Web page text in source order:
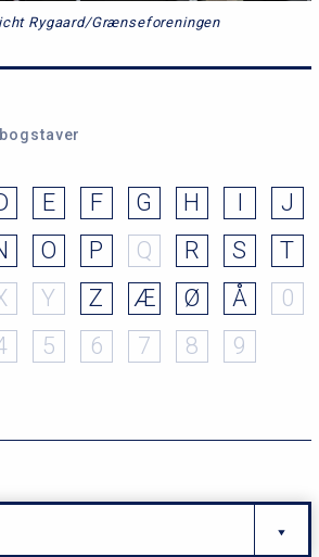
Rygaard/Grænseforeningen
E F G H
J
O P Q R S
T
Y Z Æ Ø Å
0
5 6 7 8
9